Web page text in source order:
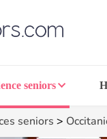
seniors
seniors >